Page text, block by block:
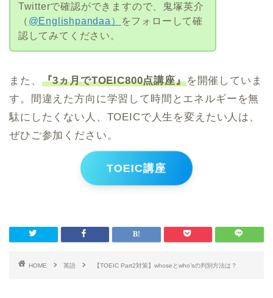
Twitterで確認ができますので、鬼塚英介
（ @Englishpandaa）
をフォローして確
認してみてください。
また、 『3ヵ月でTOEIC800点講座』を開催していま
す。間違えた方向に学習して時間とエネルギーを無
駄にしたくない人、TOEICで人生を変えたい人は、
ぜひご参加ください。
TOEIC講座
HOME 英語 【TOEIC Part2対策】whoseとwho’sの判別方法は？